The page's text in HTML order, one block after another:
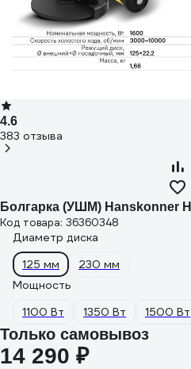
4.6
383 отзыва
Болгарка (УШМ) Hanskonner
Код товара: 36360348
Диаметр диска
125 мм
230 мм
Мощность
1100 Вт
1350 Вт 1500 Вт
Только самовывоз
14 290 ₽